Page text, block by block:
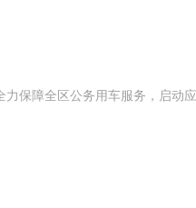
保障全区公务用车服务，启动